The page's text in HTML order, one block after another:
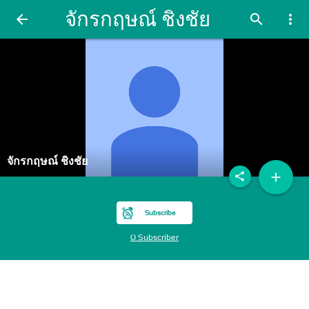
arrow_back จักรกฤษณ์ ชิงชัย search more_vert
จักรกฤษณ์ ชิงชัย
Subscribe
0 Subscriber
add
share